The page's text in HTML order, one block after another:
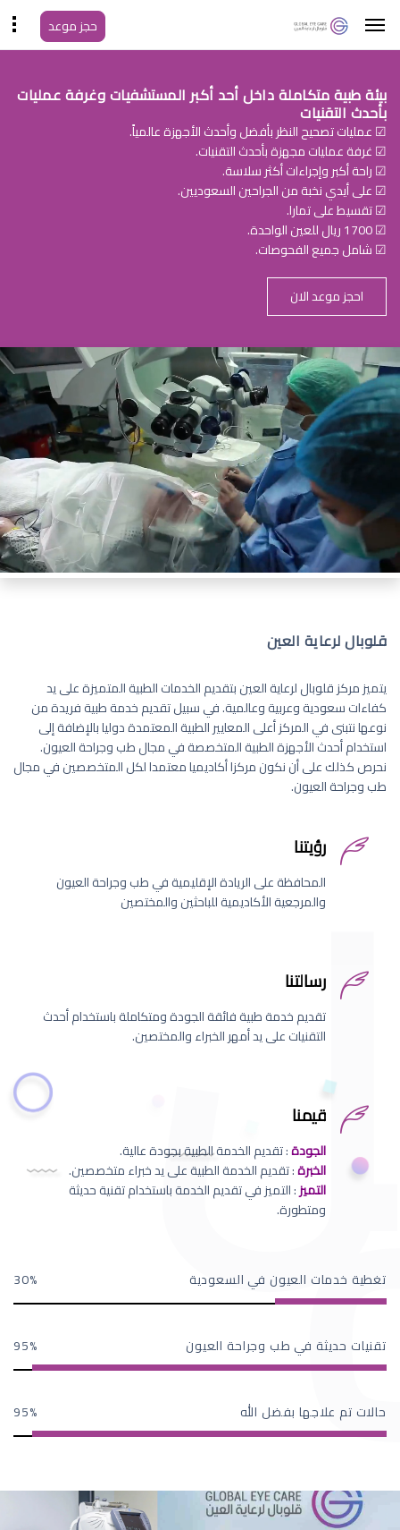
حجز موعد
بيئة طبية متكاملة داخل أحد أكبر المستشفيات وغرفة عمليات
بأحدث التقنيات
☑ عمليات تصحيح النظر بأفضل وأحدث الأجهزة عالمياً.
☑ غرفة عمليات مجهزة بأحدث التقنيات.
☑ راحة أكبر وإجراءات أكثر سلاسة.
☑ على أيدي نخبة من الجراحين السعوديين.
☑ تقسيط على تمارا.
☑ 1700 ريال للعين الواحدة.
☑ شامل جميع الفحوصات.
احجز موعد الان
قلوبال لرعاية العين
يتميز مركز قلوبال لرعاية العين بتقديم الخدمات الطبية المتميزة على يد
كفاءات سعودية وعربية وعالمية. في سبيل تقديم خدمة طبية فريدة من
نوعها نتبنى في المركز أعلى المعايير الطبية المعتمدة دوليا بالإضافة إلى
استخدام أحدث الأجهزة الطبية المتخصصة في مجال طب وجراحة العيون.
نحرص كذلك على أن نكون مركزا أكاديميا معتمدا لكل المتخصصين في مجال
طب وجراحة العيون.
رؤيتنا
المحافظة على الريادة الإقليمية في طب وجراحة العيون
والمرجعية الأكاديمية للباحثين والمختصين
رسالتنا
تقديم خدمة طبية فائقة الجودة ومتكاملة باستخدام أحدث
التقنيات على يد أمهر الخبراء والمختصين.
قيمنا
الجودة: تقديم الخدمة الطبية بجودة عالية.
الخبرة: تقديم الخدمة الطبية على يد خبراء متخصصين.
التميز: التميز في تقديم الخدمة باستخدام تقنية حديثة
ومتطورة.
تغطية خدمات العيون في السعودية 30
تقنيات حديثة في طب وجراحة العيون 95
حالات تم علاجها بفضل الله 95